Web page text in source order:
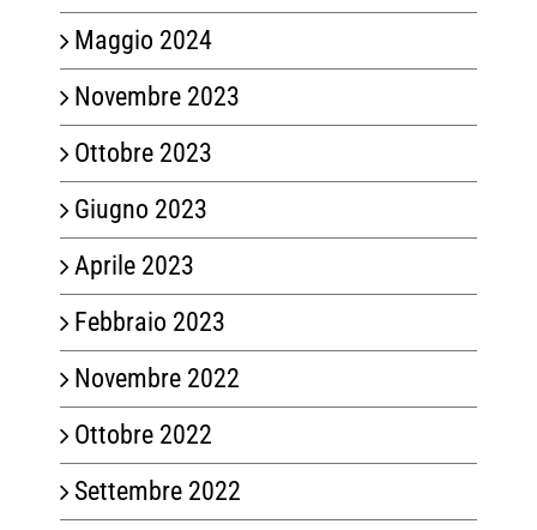
Maggio 2024
Novembre 2023
Ottobre 2023
Giugno 2023
Aprile 2023
Febbraio 2023
Novembre 2022
Ottobre 2022
Settembre 2022